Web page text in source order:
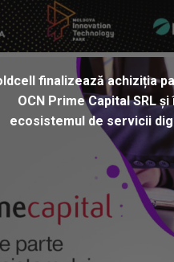
finalizează achiziția
OCN Prime Capital SRL
ecosistemul de servicii